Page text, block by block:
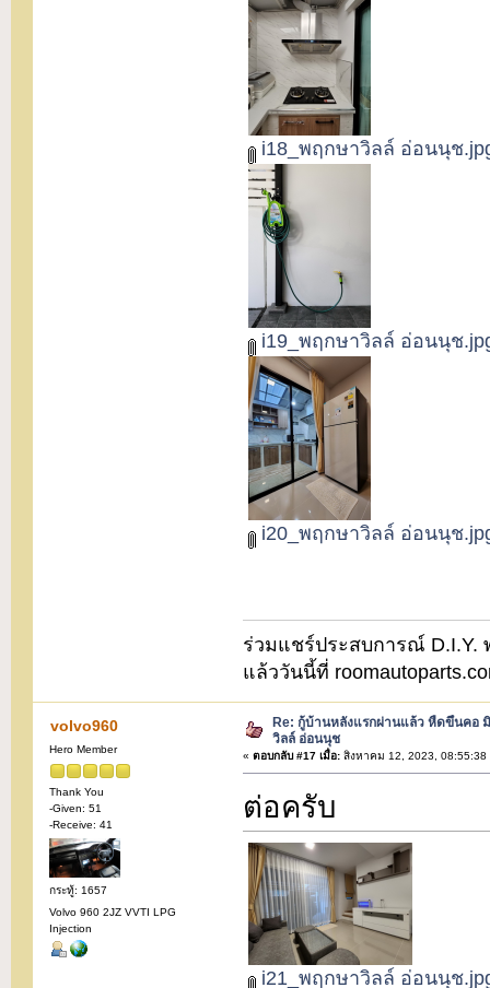
i18_พฤกษาวิลล์ อ่อนนุช
i19_พฤกษาวิลล์ อ่อนนุช
i20_พฤกษาวิลล์ อ่อนนุช
ร่วมแชร์ประสบการณ์ D.I.Y.
แล้ววันนี้ที่
volvo960
Hero Member
Thank You
-Given: 51
-Receive: 41
กระทู้: 1657
Volvo 960 2JZ VVTI LPG
Injection
Re: กู้บ้านหลังแรกผ่านแล้ว หืดขึ้นคอ
วิลล์ อ่อนนุช
« ตอบกลับ #17 เมื่อ:สิงหาคม 12, 2023, 08:55:38
ต่อครับ
i21_พฤกษาวิลล์ อ่อนนุช